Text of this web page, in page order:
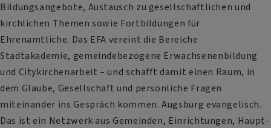
Bildungsangebote, Austausch zu gesellschaftlichen und
kirchlichen Themen sowie Fortbildungen für
Ehrenamtliche. Das EFA vereint die Bereiche
Stadtakademie, gemeindebezogene Erwachsenenbildung
und Citykirchenarbeit – und schafft damit einen Raum, in
dem Glaube, Gesellschaft und persönliche Fragen
miteinander ins Gespräch kommen. Augsburg evangelisch.
Das ist ein Netzwerk aus Gemeinden, Einrichtungen, Haupt-